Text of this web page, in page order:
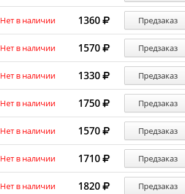
Нет в наличии 1360 Предзаказ
Нет в наличии 1570 Предзаказ
Нет в наличии 1330 Предзаказ
Нет в наличии 1750 Предзаказ
Нет в наличии 1570 Предзаказ
Нет в наличии 1710 Предзаказ
Нет в наличии 1820 Предзаказ